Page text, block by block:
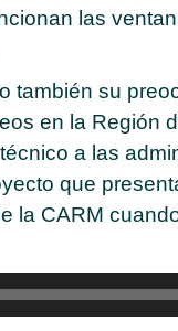
las
también su
en la Región
a las
que
la CARM